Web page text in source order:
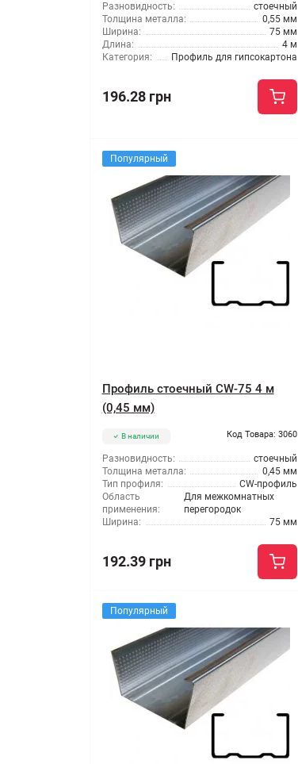
Разновидность:
стоечный
Толщина металла:
0,55 мм
Ширина:
75 мм
Длина:
4 м
Категория:
Профиль для гипсокартона
196.28 грн
Популярный
Профиль стоечный CW-75 4 м
(0,45 мм)
В наличии Код Товара: 3060
Разновидность:
стоечный
Толщина металла:
0,45 мм
Тип профиля:
CW-профиль
Область
применения:
Для межкомнатных
перегородок
Ширина:
75 мм
192.39 грн
Популярный